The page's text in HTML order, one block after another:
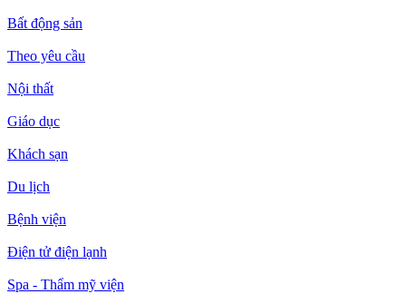
Bất động sản
Theo yêu cầu
Nội thất
Giáo dục
Khách sạn
Du lịch
Bệnh viện
Điện tử điện lạnh
Spa - Thẩm mỹ viện